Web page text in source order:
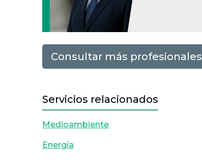
Consultar más profesionales
Servicios relacionados
Medioambiente
Energía